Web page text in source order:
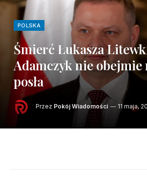
POLSKA
Śmierć Łukasza
Adamczyk nie obejmie
posła
Przez Pokój Wiadomości 11 maja,